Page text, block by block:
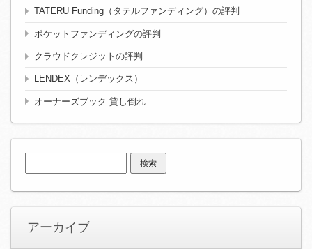
TATERU Funding（タテルファンディング）の評判
ポケットファンディングの評判
クラウドクレジットの評判
LENDEX（レンデックス）
オーナーズブック 貸し倒れ
索:
アーカイブ